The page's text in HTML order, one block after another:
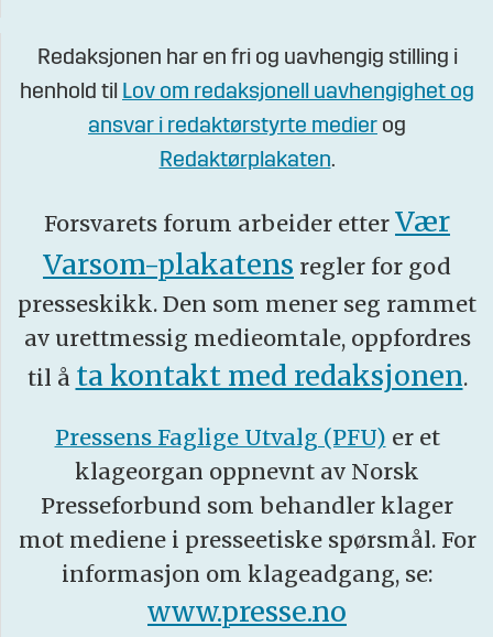
Redaksjonen har en fri og uavhengig stilling i
henhold til Lov om redaksjonell uavhengighet og
ansvar i redaktørstyrte medier og
Redaktørplakaten.
Forsvarets forum arbeider etter Vær
Varsom-plakatens regler for god
presseskikk. Den som mener seg rammet
av urettmessig medieomtale, oppfordres
til å ta kontakt med redaksjonen.
Pressens Faglige Utvalg (PFU) er et
klageorgan oppnevnt av Norsk
Presseforbund som behandler klager
mot mediene i presseetiske spørsmål. For
informasjon om klageadgang, se:
www.presse.no